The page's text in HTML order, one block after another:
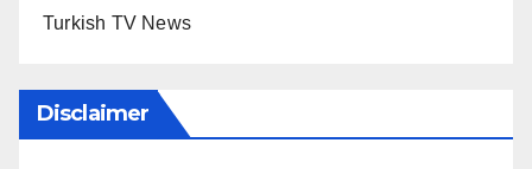
Turkish TV News
Disclaimer